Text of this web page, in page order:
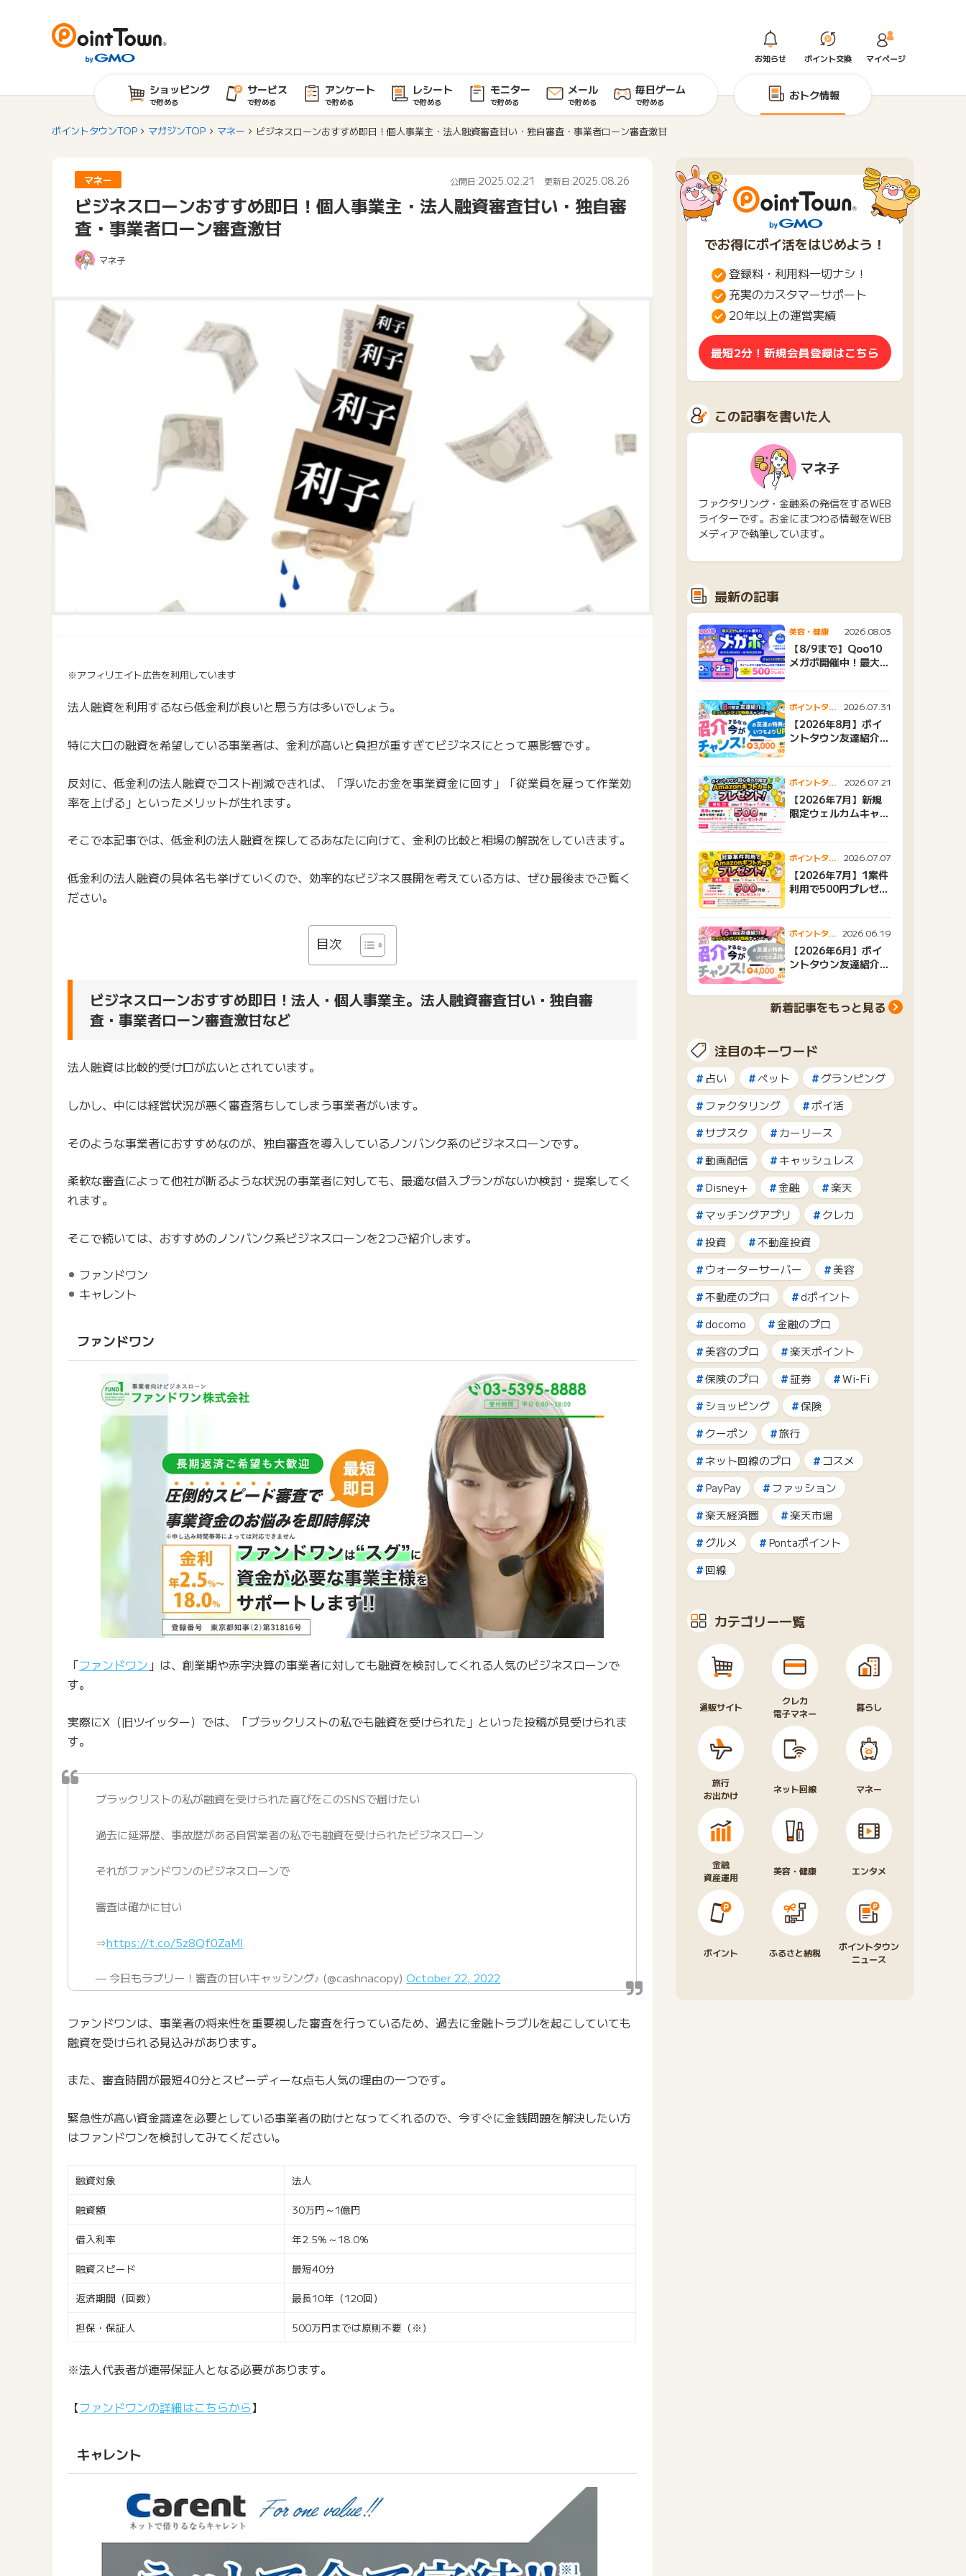
お知らせ ポイント交換 マイページ
ショッピング
で貯める
サービス
で貯める
アンケート
で貯める
レシート
で貯める
モニター
で貯める
メール
で貯める
毎日ゲーム
で貯める おトク情報
ポイントタウンTOP マガジンTOP マネー ビジネスローンおすすめ即日！個人事業主・法人融資審査甘い・独自審査・事業者ローン審査激甘
マネー 公開日:2025.02.21 更新日:2025.08.26
ビジネスローンおすすめ即日！個人事業主・法人融資審査甘い・独自審
査・事業者ローン審査激甘
マネ子
※アフィリエイト広告を利用しています
法人融資を利用するなら低金利が良いと思う方は多いでしょう。
特に大口の融資を希望している事業者は、金利が高いと負担が重すぎてビジネスにとって悪影響です。
反対に、低金利の法人融資でコスト削減できれば、「浮いたお金を事業資金に回す」「従業員を雇って作業効
率を上げる」といったメリットが生れます。
そこで本記事では、低金利の法人融資を探してるあなたに向けて、金利の比較と相場の解説をしていきます。
低金利の法人融資の具体名も挙げていくので、効率的なビジネス展開を考えている方は、ぜひ最後までご覧く
ださい。
目次
ビジネスローンおすすめ即日！法人・個人事業主。法人融資審査甘い・独自審
査・事業者ローン審査激甘など
法人融資は比較的受け口が広いとされています。
しかし、中には経営状況が悪く審査落ちしてしまう事業者がいます。
そのような事業者におすすめなのが、独自審査を導入しているノンバンク系のビジネスローンです。
柔軟な審査によって他社が断るような状況の事業者に対しても、最適な借入プランがないか検討・提案してく
れます。
そこで続いては、おすすめのノンバンク系ビジネスローンを2つご紹介します。
ファンドワン
キャレント
ファンドワン
「ファンドワン 」は、創業期や赤字決算の事業者に対しても融資を検討してくれる人気のビジネスローンで
す。
実際にX（旧ツイッター）では、「ブラックリストの私でも融資を受けられた」といった投稿が見受けられま
す。
ブラックリストの私が融資を受けられた喜びをこのSNSで届けたい
過去に延滞歴、事故歴がある自営業者の私でも融資を受けられたビジネスローン
それがファンドワンのビジネスローンで
審査は確かに甘い
⇒https://t.co/5z8Qf0ZaMI
— 今日もラブリー！審査の甘いキャッシング♪ (@cashnacopy)October 22, 2022
ファンドワンは、事業者の将来性を重要視した審査を行っているため、過去に金融トラブルを起こしていても
融資を受けられる見込みがあります。
また、審査時間が最短40分とスピーディーな点も人気の理由の一つです。
緊急性が高い資金調達を必要としている事業者の助けとなってくれるので、今すぐに金銭問題を解決したい方
はファンドワンを検討してみてください。
融資対象 法人
融資額 30万円～1億円
借入利率 年2.5％～18.0％
融資スピード 最短40分
返済期間（回数） 最長10年（120回）
担保・保証人 500万円までは原則不要（※）
※法人代表者が連帯保証人となる必要があります。
【ファンドワンの詳細はこちらから】
キャレント
でお得にポイ活をはじめよう！
登録料・利用料一切ナシ！
充実のカスタマーサポート
20年以上の運営実績
最短2分！新規会員登録はこちら
この記事を書いた人
マネ子
ファクタリング・金融系の発信をするWEB
ライターです。お金にまつわる情報をWEB
メディアで執筆しています。
最新の記事
美容・健康 2026.08.03
【8/9まで】Qoo10
メガポ開催中！最大
ポイントタウ
ンニュース
2026.07.31
【2026年8月】ポイ
ントタウン友達紹介キ
ポイントタウ
ンニュース
2026.07.21
【2026年7月】新規
限定ウェルカムキャン
ポイントタウ
ンニュース
2026.07.07
【2026年7月】1案件
利用で500円プレゼン
ポイントタウ
ンニュース
2026.06.19
【2026年6月】ポイ
ントタウン友達紹介キ
新着記事をもっと見る
注目のキーワード
占い ペット
グランピング
ファクタリング
ポイ活
サブスク
カーリース
動画配信
キャッシュレス
Disney+
金融
楽天
マッチングアプリ
クレカ
投資
不動産投資
ウォーターサーバー
美容
不動産のプロ
dポイント
docomo
金融のプロ
美容のプロ
楽天ポイント
保険のプロ
証券
Wi-Fi
ショッピング
保険
クーポン
旅行
ネット回線のプロ
コスメ
PayPay
ファッション
楽天経済圏
楽天市場
グルメ
Pontaポイント
回線
カテゴリー一覧
通販サイト
クレカ
電子マネー
暮らし
旅行
お出かけ
ネット回線 マネー
金融
資産運用
美容・健康 エンタメ
ポイント ふるさと納税
ポイントタウン
ニュース